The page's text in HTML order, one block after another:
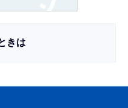
きは